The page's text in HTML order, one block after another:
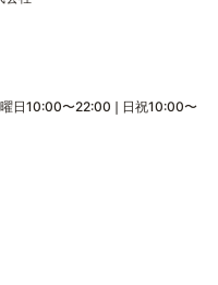
日10:00〜22:00❘日祝10:00〜